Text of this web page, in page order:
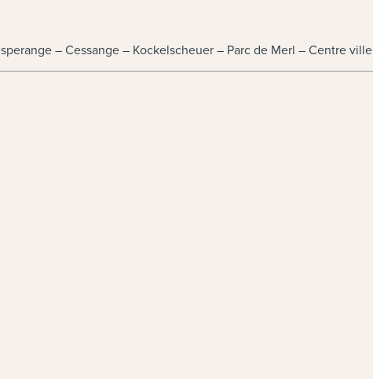
– Cessange – Kockelscheuer – Parc de Merl – Centre ville